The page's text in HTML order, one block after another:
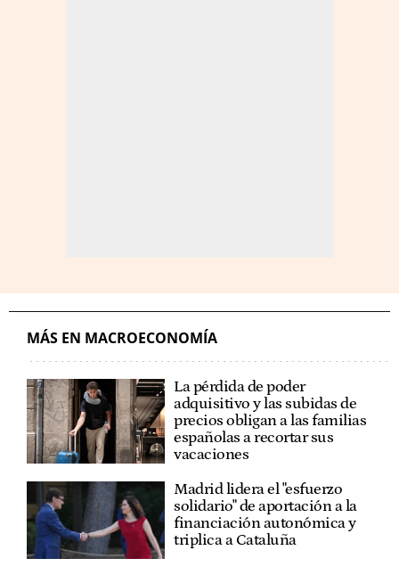
MÁS EN MACROECONOMÍA
La pérdida de poder
adquisitivo y las subidas de
precios obligan a las familias
españolas a recortar sus
vacaciones
Madrid lidera el "esfuerzo
solidario" de aportación a la
financiación autonómica y
triplica a Cataluña